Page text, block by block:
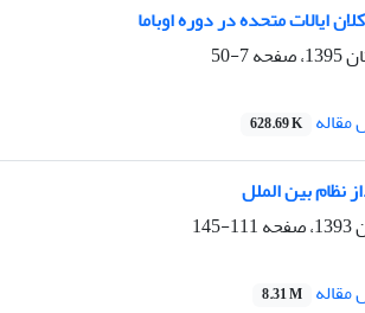
ایالات متحده در دوره اوباما
7-50
مقاله 628.69 K
نظام بین الملل
111-145
مقاله 8.31 M